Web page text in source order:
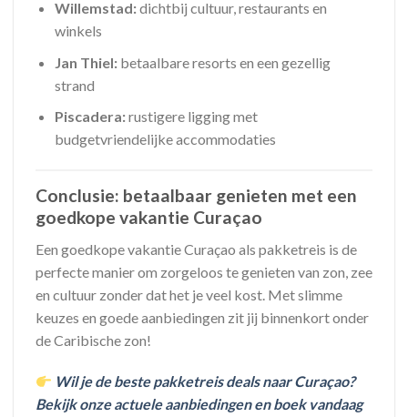
Willemstad:dichtbij cultuur, restaurants en
winkels
Jan Thiel:betaalbare resorts en een gezellig
strand
Piscadera:rustigere ligging met
budgetvriendelijke accommodaties
Conclusie: betaalbaar genieten met een
goedkope vakantie Curaçao
Een goedkope vakantie Curaçao als pakketreis is de
perfecte manier om zorgeloos te genieten van zon, zee
en cultuur zonder dat het je veel kost. Met slimme
keuzes en goede aanbiedingen zit jij binnenkort onder
de Caribische zon!
Wil je de beste pakketreis deals naar Curaçao?
Bekijk onze actuele aanbiedingen en boek vandaag